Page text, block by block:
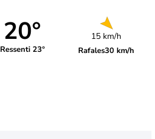
20°
Ressenti 23°
15 km/h
Rafales30 km/h